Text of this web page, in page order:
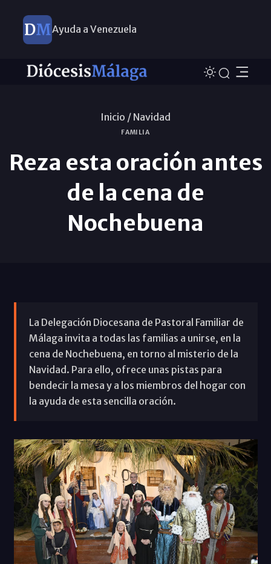
Ayuda a Venezuela
Inicio / Navidad
FAMILIA
Reza esta oración antes
de la cena de
Nochebuena
La Delegación Diocesana de Pastoral Familiar de
Málaga invita a todas las familias a unirse, en la
cena de Nochebuena, en torno al misterio de la
Navidad. Para ello, ofrece unas pistas para
bendecir la mesa y a los miembros del hogar con
la ayuda de esta sencilla oración.